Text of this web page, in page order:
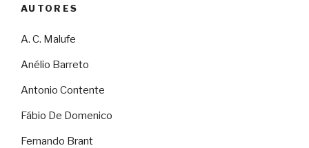
AUTORES
A. C. Malufe
Anélio Barreto
Antonio Contente
Fábio De Domenico
Fernando Brant